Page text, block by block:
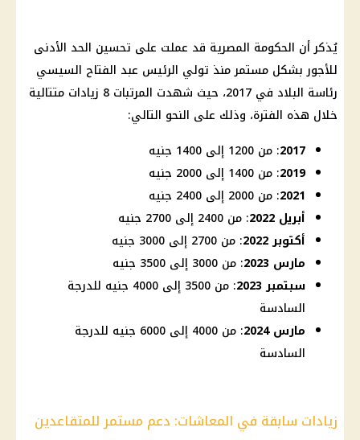
يُذكر أن الحكومة المصرية قد عملت على تحسين الحد الأدنى
للأجور بشكل مستمر منذ تولي الرئيس عبد الفتاح السيسي
رئاسة البلاد في 2017، حيث شهدت المرتبات 8 زيادات متتالية
خلال هذه الفترة، وذلك على النحو التالي:
2017: من 1200 إلى 1400 جنيه
2019: من 1400 إلى 2000 جنيه
2021: من 2000 إلى 2400 جنيه
أبريل 2022
: من 2400 إلى 2700 جنيه
أكتوبر 2022
: من 2700 إلى 3000 جنيه
مارس 2023
: من 3000 إلى 3500 جنيه
سبتمبر 2023
: من 3500 إلى 4000 جنيه للدرجة
السادسة
مارس 2024
: من 4000 إلى 6000 جنيه للدرجة
السادسة
زيادات سابقة في المعاشات: دعم مستمر للمتقاعدين